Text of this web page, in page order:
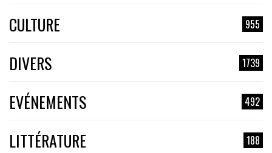
CULTURE 955
DIVERS 1739
EVÉNEMENTS 492
LITTÉRATURE 188